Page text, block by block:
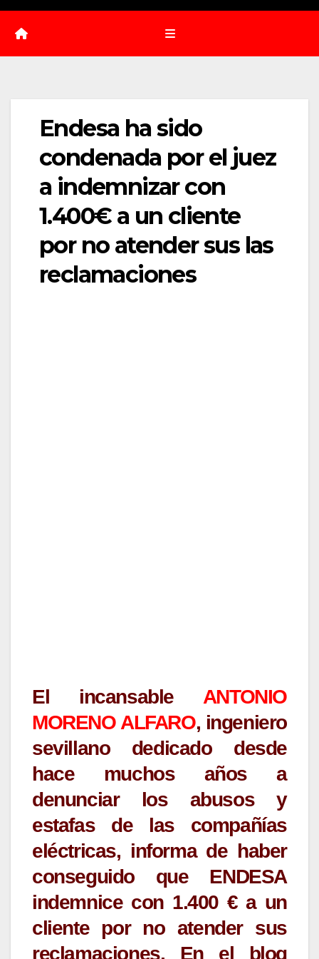
Endesa ha sido
condenada por el juez
a indemnizar con
1.400€ a un cliente
por no atender sus las
reclamaciones
El incansable
ANTONIO
MORENO ALFARO, ingeniero
sevillano dedicado desde
hace muchos años a
denunciar los abusos y
estafas de las compañías
eléctricas, informa de haber
conseguido que ENDESA
indemnice con 1.400 € a un
cliente por no atender sus
reclamaciones. En el blog